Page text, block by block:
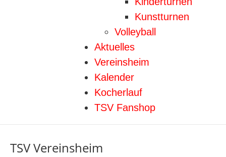
Kunstturnen
Volleyball
Aktuelles
Vereinsheim
Kalender
Kocherlauf
TSV Fanshop
TSV Vereinsheim